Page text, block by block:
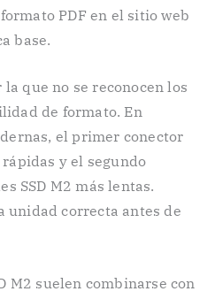
PDF en el sitio web
base.
que no se reconocen los
de formato. En
el primer conector
y el segundo
SSD M2 más lentas.
unidad correcta antes de
M2 suelen combinarse con